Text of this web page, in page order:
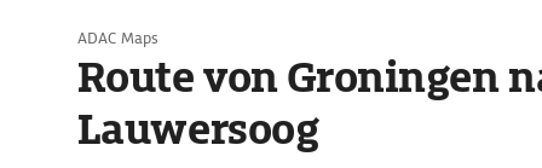
ADAC Maps
Route von Groningen
Lauwersoog